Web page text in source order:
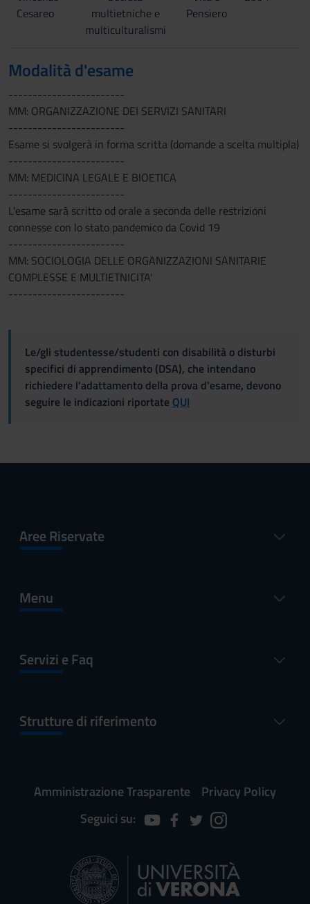
Cesareo
multietniche e
multiculturalismi
Pensiero
Modalità d'esame
------------------------
MM: ORGANIZZAZIONE DEI SERVIZI SANITARI
------------------------
Esame si svolgerà in forma scritta (domande a scelta multipla)
------------------------
MM: MEDICINA LEGALE E BIOETICA
------------------------
L'esame sarà scritto od orale a seconda delle restrizioni
connesse con lo stato pandemico da Covid 19
------------------------
MM: SOCIOLOGIA DELLE ORGANIZZAZIONI SANITARIE
COMPLESSE E MULTIETNICITA'
------------------------
Le/gli studentesse/studenti con disabilità o disturbi
specifici di apprendimento (DSA), che intendano
richiedere l'adattamento della prova d'esame, devono
seguire le indicazioni riportate QUI
Aree Riservate
Menu
Servizi e Faq
Strutture di riferimento
Amministrazione Trasparente
Privacy Policy
Seguici su: